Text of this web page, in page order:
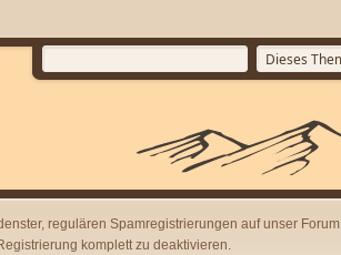
regulären Spamregistrierungen auf unser
komplett zu deaktivieren.